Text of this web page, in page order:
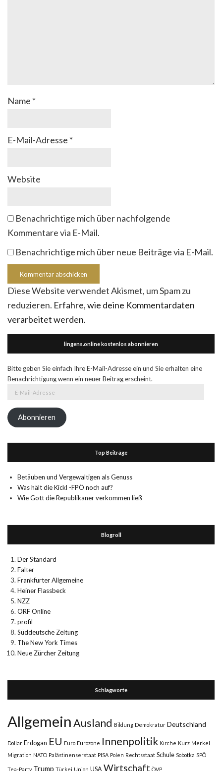
Name *
E-Mail-Adresse *
Website
Benachrichtige mich über nachfolgende
Kommentare via E-Mail.
Benachrichtige mich über neue Beiträge via E-Mail.
Diese Website verwendet Akismet, um Spam zu
reduzieren. Erfahre, wie deine Kommentardaten
verarbeitet werden.
lingens.online kostenlos abonnieren
Bitte geben Sie einfach Ihre E-Mail-Adresse ein und Sie erhalten eine
Benachrichtigung wenn ein neuer Beitrag erscheint.
Adresse
Abonnieren
Top Beiträge
Betäuben und Vergewaltigen als Genuss
Was hält die Kickl -FPÖ noch auf?
Wie Gott die Republikaner verkommen ließ
Blogroll
Der Standard
Falter
Frankfurter Allgemeine
Heiner Flassbeck
NZZ
ORF Online
profil
Süddeutsche Zeitung
The New York Times
Neue Zürcher Zeitung
Schlagworte
AllgemeinAusland Bildung Demokratur Deutschland
Dollar Erdogan EU Euro Eurozone Innenpolitik Kirche Kurz Merkel
Migration NATO Palästinenserstaat PISA Polen Rechtsstaat Schule Sobotka SPÖ
Tea-Party Trump Türkei Union USA Wirtschaft ÖVP